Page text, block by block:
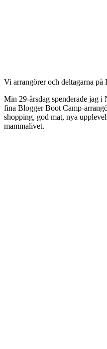
Vi arrangörer och deltagarna
Min 29-årsdag spenderade jag i
fina Blogger Boot Camp-
shopping, god mat, nya
mammalivet.